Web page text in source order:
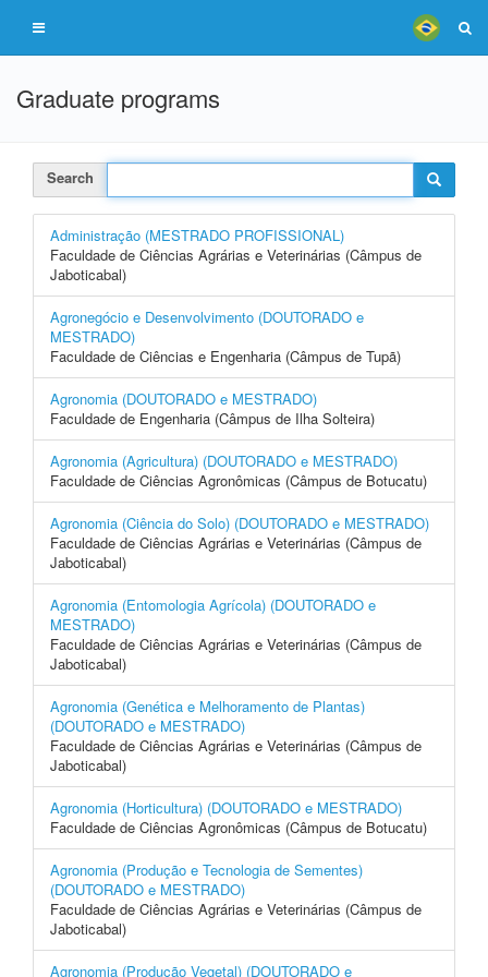
Graduate programs
Search
Administração (MESTRADO PROFISSIONAL)
Faculdade de Ciências Agrárias e Veterinárias (Câmpus de
Jaboticabal)
Agronegócio e Desenvolvimento (DOUTORADO e
MESTRADO)
Faculdade de Ciências e Engenharia (Câmpus de Tupã)
Agronomia (DOUTORADO e MESTRADO)
Faculdade de Engenharia (Câmpus de Ilha Solteira)
Agronomia (Agricultura) (DOUTORADO e MESTRADO)
Faculdade de Ciências Agronômicas (Câmpus de Botucatu)
Agronomia (Ciência do Solo) (DOUTORADO e MESTRADO)
Faculdade de Ciências Agrárias e Veterinárias (Câmpus de
Jaboticabal)
Agronomia (Entomologia Agrícola) (DOUTORADO e
MESTRADO)
Faculdade de Ciências Agrárias e Veterinárias (Câmpus de
Jaboticabal)
Agronomia (Genética e Melhoramento de Plantas)
(DOUTORADO e MESTRADO)
Faculdade de Ciências Agrárias e Veterinárias (Câmpus de
Jaboticabal)
Agronomia (Horticultura) (DOUTORADO e MESTRADO)
Faculdade de Ciências Agronômicas (Câmpus de Botucatu)
Agronomia (Produção e Tecnologia de Sementes)
(DOUTORADO e MESTRADO)
Faculdade de Ciências Agrárias e Veterinárias (Câmpus de
Jaboticabal)
Agronomia (Produção Vegetal) (DOUTORADO e